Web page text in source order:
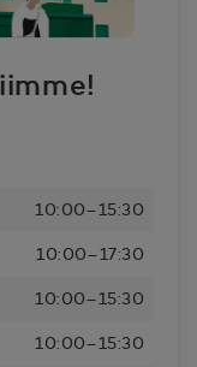
10:00–15:30
10:00–17:30
10:00–15:30
10:00–15:30